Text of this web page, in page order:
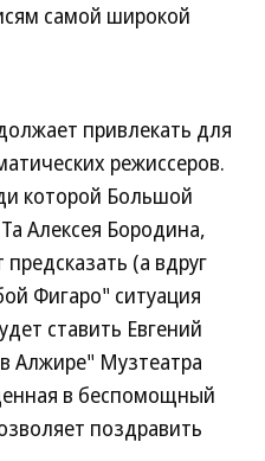
самой широкой
привлекать для
режиссеров.
которой Большой
Алексея Бородина,
(а вдруг
Фигаро" ситуация
ставить Евгений
Алжире" Музтеатра
в беспомощный
поздравить